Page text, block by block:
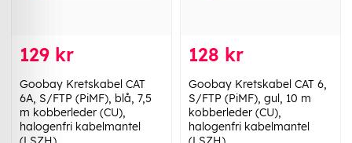
129 kr
Goobay Kretskabel CAT
6A, S/FTP (PiMF), blå, 7,5
m kobberleder (CU),
halogenfri kabelmantel
128 kr
Goobay Kretskabel CAT 6,
S/FTP (PiMF), gul, 10 m
kobberleder (CU),
halogenfri kabelmantel